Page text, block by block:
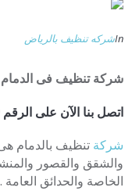
Inشركه تنظيف بالرياض
شركة تنظيف فى الدمام
اتصل بنا الآن على الرقم 0507273739
شركة تنظيف بالدمام
والشقق والقصور
الخاصة والحدائق العامة .